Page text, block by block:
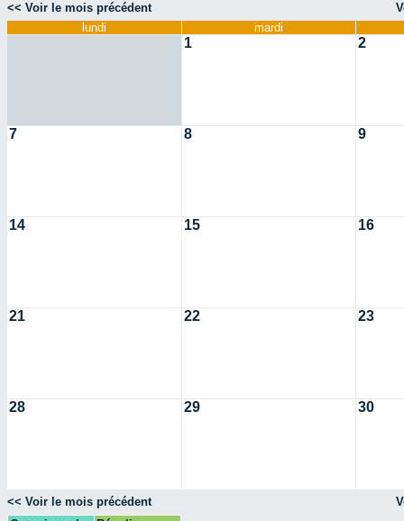
<< Voir le mois précédent
lundi
mardi
1 2
7 8 9
14 15 16
21 22 23
28 29 30
<< Voir le mois précédent